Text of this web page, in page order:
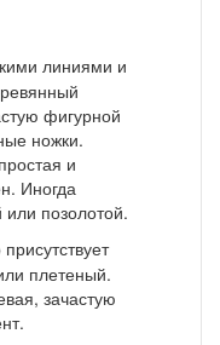
линиями и
фигурной
ножки.
и
Иногда
или позолотой.
плетеный.
зачастую